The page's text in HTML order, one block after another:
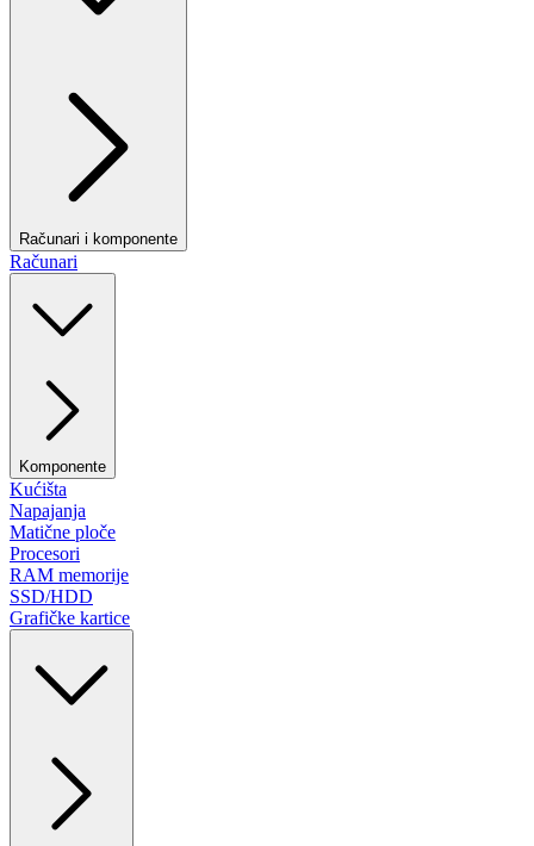
Računari i komponente
Računari
Komponente
Kućišta
Napajanja
Matične ploče
Procesori
RAM memorije
SSD/HDD
Grafičke kartice